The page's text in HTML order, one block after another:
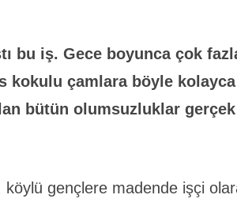
bu iş. Gece boyunca çok
kokulu çamlara böyle kolayca
bütün olumsuzluklar
gençlere madende işçi